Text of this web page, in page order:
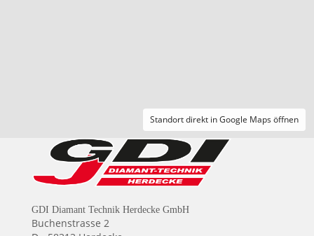
Standort direkt in Google Maps öffnen
GDI Diamant Technik Herdecke GmbH
Buchenstrasse 2